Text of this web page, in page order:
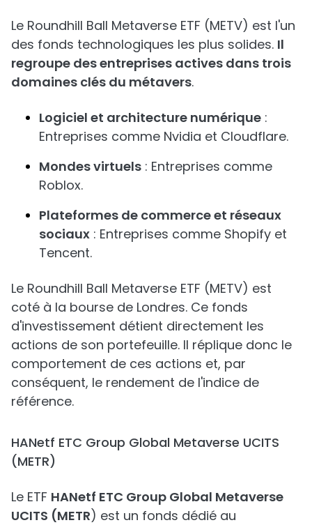
Le Roundhill Ball Metaverse ETF (METV) est l'un
des fonds technologiques les plus solides. Il
regroupe des entreprises actives dans trois
domaines clés du métavers.
Logiciel et architecture numérique :
Entreprises comme Nvidia et Cloudflare.
Mondes virtuels : Entreprises comme
Roblox.
Plateformes de commerce et réseaux
sociaux : Entreprises comme Shopify et
Tencent.
Le Roundhill Ball Metaverse ETF (METV) est
coté à la bourse de Londres. Ce fonds
d'investissement détient directement les
actions de son portefeuille. Il réplique donc le
comportement de ces actions et, par
conséquent, le rendement de l'indice de
référence.
HANetf ETC Group Global Metaverse UCITS
(METR)
Le ETF HANetf ETC Group Global Metaverse
UCITS (METR) est un fonds dédié au